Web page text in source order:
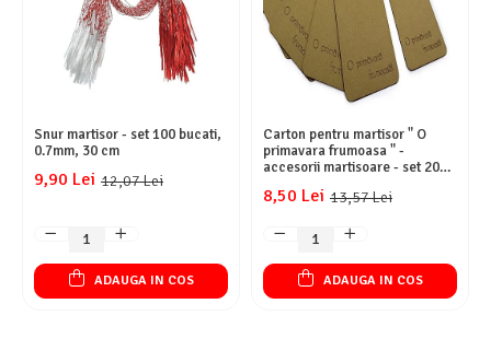
Snur martisor - set 100 bucati,
0.7mm, 30 cm
12,07 Lei
9,90 Lei
ADAUGA IN COS
Carton pentru martisor " O
primavara frumoasa " -
accesorii martisoare - set 20
13,57 Lei
8,50 Lei
ADAUGA IN COS